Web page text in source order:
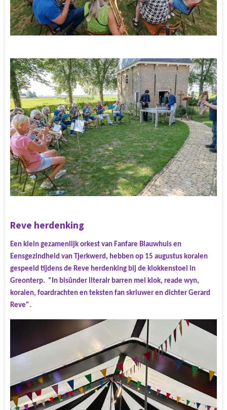
Reve herdenking
Een klein gezamenlijk orkest van Fanfare Blauwhuis en
Eensgezindheid van Tjerkwerd, hebben op 15 augustus koralen
gespeeld tijdens de Reve herdenking bij de klokkenstoel in
Greonterp. "In bisûnder literair barren mei klok, reade wyn,
koralen, foardrachten en teksten fan skriuwer en dichter Gerard
Reve".